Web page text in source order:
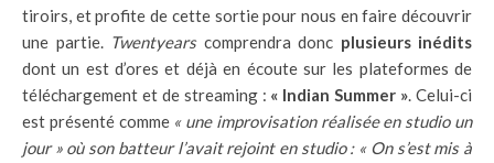
tiroirs, et profite de cette sortie pour nous en faire découvrir
une partie. Twentyearscomprendra donc plusieurs inédits
dont un est d’ores et déjà en écoute sur les plateformes de
téléchargement et de streaming : « Indian Summer ». Celui-ci
est présenté comme « une improvisation réalisée en studio un
jour » où son batteur l’avait rejoint en studio : « On s’est mis à